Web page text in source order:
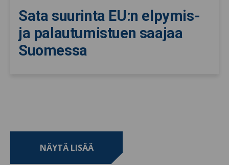
Sata suurinta EU:n elpymis-
ja palautumistuen saajaa
Suomessa
NÄYTÄ LISÄÄ